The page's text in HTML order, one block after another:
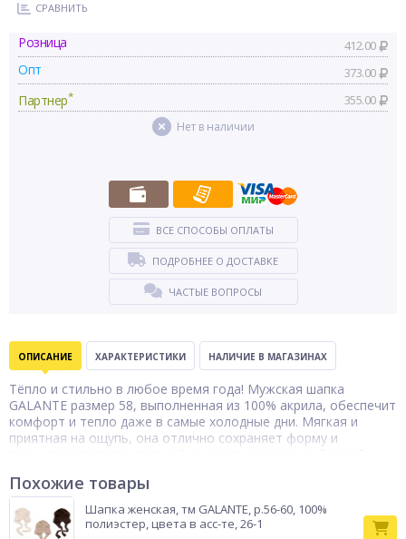
СРАВНИТЬ
Розница 412.00
Опт 373.00
Партнер* 355.00
Нет в наличии
ВСЕ СПОСОБЫ ОПЛАТЫ
ПОДРОБНЕЕ О ДОСТАВКЕ
ЧАСТЫЕ ВОПРОСЫ
ОПИСАНИЕ ХАРАКТЕРИСТИКИ НАЛИЧИЕ В МАГАЗИНАХ
Тёпло и стильно в любое время года! Мужская шапка
GALANTE размер 58, выполненная из 100% акрила, обеспечит
комфорт и тепло даже в самые холодные дни. Мягкая и
приятная на ощупь, она отлично сохраняет форму и
образ и создаст уютную атмосферу в зимние прогулки.
Похожие товары
Шапка женская, тм GALANTE, р.56-60, 100%
полиэстер, цвета в асс-те, 26-1